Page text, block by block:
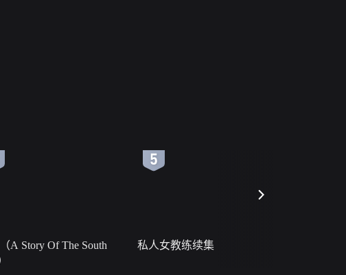
A Story Of The South
私人女教练续集